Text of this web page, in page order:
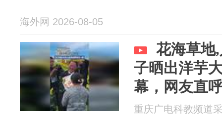
海外网 2026-08-05
花海草地
子晒出洋芋
幕，网友直
幸福
重庆广电科教频道